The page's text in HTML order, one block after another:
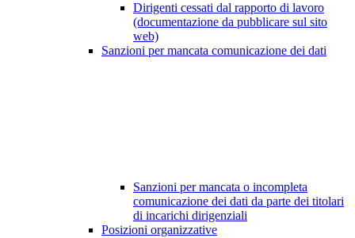
Dirigenti cessati dal rapporto di lavoro
(documentazione da pubblicare sul sito
web)
Sanzioni per mancata comunicazione dei dati
Sanzioni per mancata o incompleta
comunicazione dei dati da parte dei titolari
di incarichi dirigenziali
Posizioni organizzative